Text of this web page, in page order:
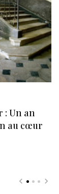
: Un an
au cœur